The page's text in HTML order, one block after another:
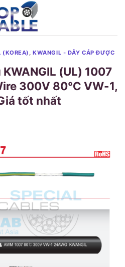
(KOREA) ,KWANGIL - DÂY CÁP ĐƯỢC
(UL) 1007
300V 80℃ VW-1,
tốt nhất